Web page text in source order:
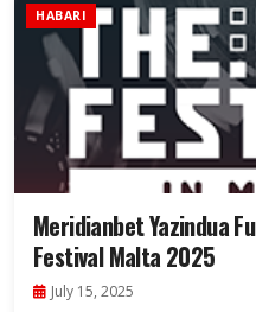
HABARI
Meridianbet Yazindua
Festival Malta 2025
July 15, 2025